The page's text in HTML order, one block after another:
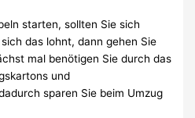
starten, sollten Sie sich
das lohnt, dann gehen Sie
mal benötigen Sie durch das
und
sparen Sie beim Umzug